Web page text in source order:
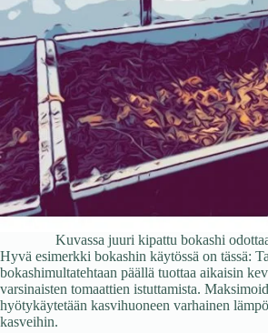
Kuvassa juuri kipattu bokashi
Hyvä esimerkki bokashin käytössä on tässä:
bokashimultatehtaan päällä tuottaa aikaisin
varsinaisten tomaattien istuttamista.
hyötykäytetään kasvihuoneen varhainen
kasveihin.